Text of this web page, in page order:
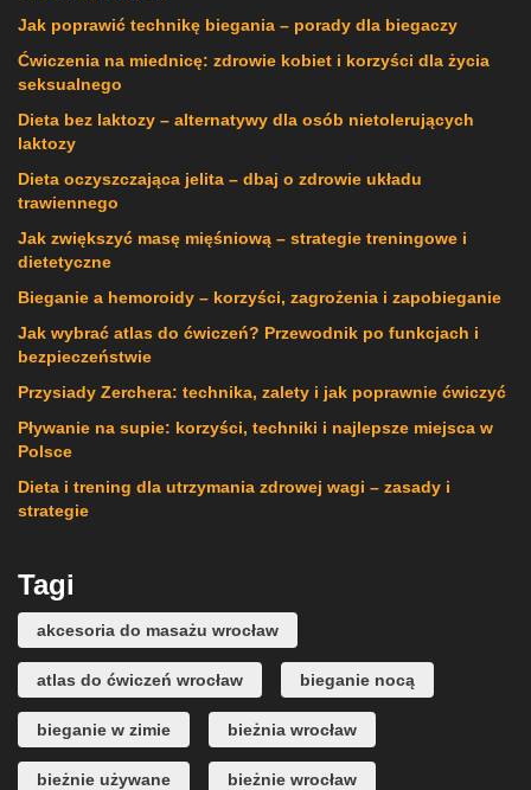
Jak poprawić technikę biegania – porady dla biegaczy
Ćwiczenia na miednicę: zdrowie kobiet i korzyści dla życia
seksualnego
Dieta bez laktozy – alternatywy dla osób nietolerujących
laktozy
Dieta oczyszczająca jelita – dbaj o zdrowie układu
trawiennego
Jak zwiększyć masę mięśniową – strategie treningowe i
dietetyczne
Bieganie a hemoroidy – korzyści, zagrożenia i zapobieganie
Jak wybrać atlas do ćwiczeń? Przewodnik po funkcjach i
bezpieczeństwie
Przysiady Zerchera: technika, zalety i jak poprawnie ćwiczyć
Pływanie na supie: korzyści, techniki i najlepsze miejsca w
Polsce
Dieta i trening dla utrzymania zdrowej wagi – zasady i
strategie
Tagi
akcesoria do masażu wrocław
atlas do ćwiczeń wrocław bieganie nocą
bieganie w zimie bieżnia wrocław
bieżnie używane bieżnie wrocław